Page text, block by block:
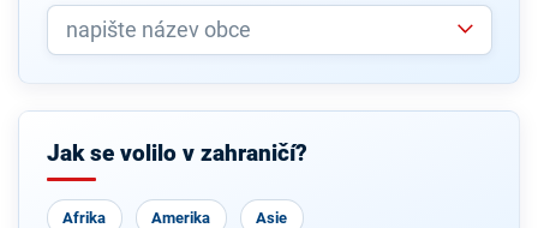
Jak se volilo v zahraničí?
Afrika Amerika Asie